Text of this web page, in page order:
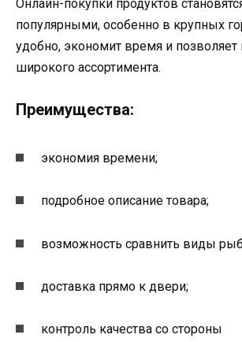
Онлайн-покупки продуктов
популярными, особенно в крупных
удобно, экономит время и позволяет
широкого ассортимента.
Преимущества:
экономия времени;
подробное описание товара;
возможность сравнить виды
доставка прямо к двери;
контроль качества со стороны